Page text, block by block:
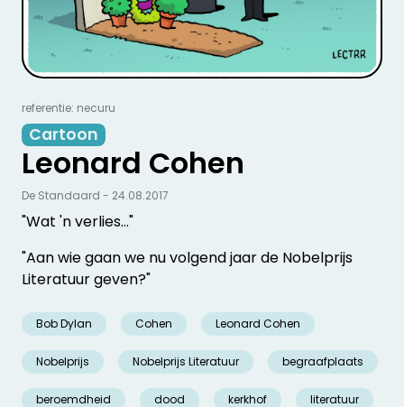
referentie: necuru
Cartoon
Leonard Cohen
"Wat 'n verlies..."
"Aan wie gaan we nu volgend jaar de Nobelprijs
Literatuur geven?"
Bob Dylan Cohen Leonard Cohen
Nobelprijs Nobelprijs Literatuur begraafplaats
beroemdheid dood kerkhof literatuur
De Standaard - 24.08.2017